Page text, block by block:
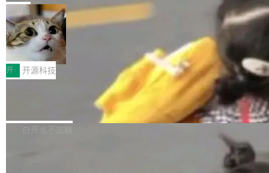
化系统等关键方向的系统性技术实力。 本届赛事
聚焦多语言对话语音模型面临的关键技术挑战，
共吸引来自全球工业界与学术界的1...
5 的架构基础构建，参数规模扩展至 2.4 万亿，
激活参数95B，支持100万上下文Tokens，在编
程、办公、科研以及长周期任务等方面实现了全
面提升。它不仅能应对更具挑战性的问题，还能
更可靠地端到端完成复杂任务，输出值得信赖的
成果。 全球开发者都可通过千问 AI 平台获得 Q
wen3.8 的 API 服务：国内每百万 Tok...
态生成模型，能生成带原生立体声的 2K 视频。
没有发布会，没有预告，直接扔了篇文章出来，
权重已经上传至 Hugging Face。 去年国内的视
频生成模型还在追 Runway 和 Pika 的参数，今
天 MiniMax H3 从架构到许可都摆上台面了。一
个模型，三个模块，两个开源。 H3 由三个模块
组成：H3-Context-IR 负责多模态指令理解和编
排（闭源，提供 API）；H3-Base 是核心生成模
型，33B 参数，负责 768p 音视频生成（开
局
DeepSeek-V4-Flash正式版API上线超
算互联网
近日，DeepSeek-V4-Flash 正式版 API 开启公
开测试。国家超算互联网正式上线 DeepSeek-V
4-Flash 正式版（DeepSeek-V4-Flash-0731）
模型 API 调用服务和模型文件。 DeepSeek-V4-
Flash-0731 经过大量后训练工作，智能体能力
大幅增强，指令遵循能力大幅增强。在多项基准
开 开源科技
Docker 29.7.1 现已发布，具体更新内容如下：
Bug fixes and enhancements 修复了一个回归
白开水不加糖